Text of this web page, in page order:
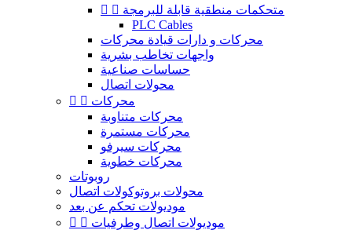
  متحكمات منطقية قابلة للبرمجة
PLC Cables
محركات و دارات قيادة محركات
واجهات تخاطب بشرية
حساسات صناعية
محولات اتصال
  محركات
محركات متناوبة
محركات مستمرة
محركات سيرفو
محركات خطوية
روبوتات
محولات بروتوكولات اتصال
موديولات تحكم عن بعد
  موديولات اتصال وطرفيات